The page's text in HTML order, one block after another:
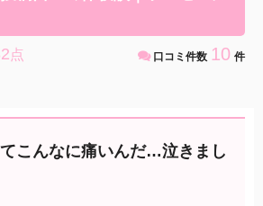
点 口コミ件数 10 件
こんなに痛いんだ…泣きまし